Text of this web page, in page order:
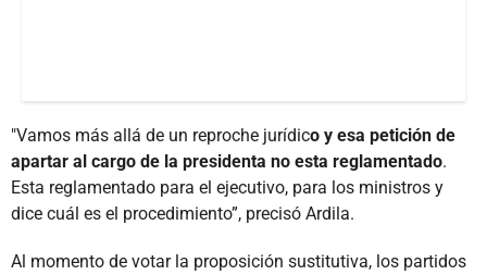
"Vamos más allá de un reproche jurídico y esa petición de
apartar al cargo de la presidenta no esta reglamentado.
Esta reglamentado para el ejecutivo, para los ministros y
dice cuál es el procedimiento”, precisó Ardila.
Al momento de votar la proposición sustitutiva, los partidos